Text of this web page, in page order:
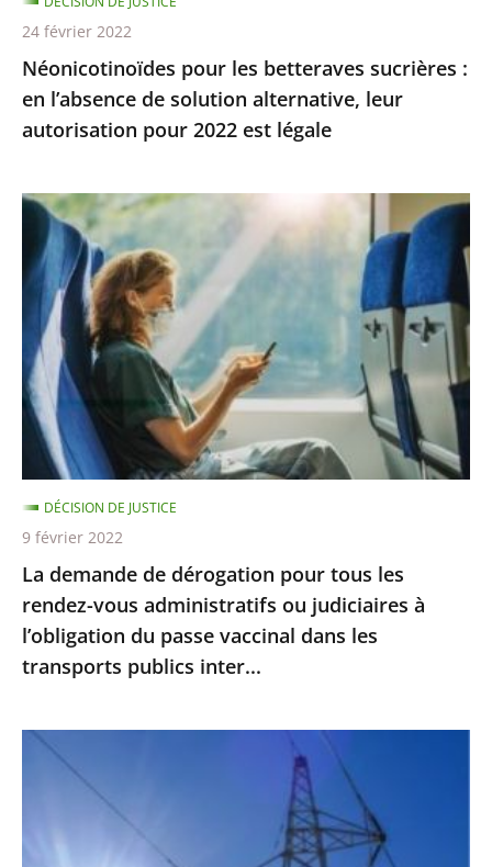
alternative,
leur
autorisation
pour
2022
légale
Néonicotinoïdes pour les betteraves sucrières :
en l’absence de solution alternative, leur
autorisation pour 2022 est légale
24 février 2022
La
demande
de
dérogation
pour
tous
les
rendez-
vous
administratifs
ou
judiciaires
à
l’obligation
du
passe
dans
transports
inter...
La demande de dérogation pour tous les
rendez-vous administratifs ou judiciaires à
l’obligation du passe vaccinal dans les
transports publics inter...
DÉCISION DE JUSTICE
9 février 2022
Guyane
travaux